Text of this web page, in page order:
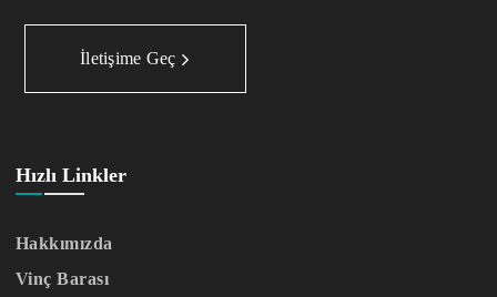
İletişime Geç
Hızlı Linkler
Hakkımızda
Vinç Barası